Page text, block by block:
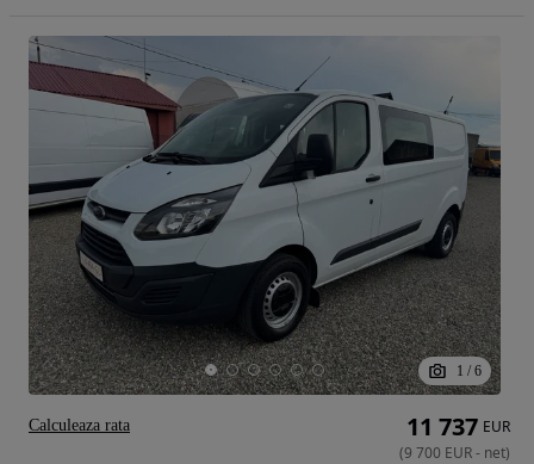
1 / 6
11 737 EUR
(9 700 EUR- net)
Calculeaza rata